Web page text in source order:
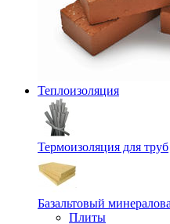
Теплоизоляция
Термоизоляция для труб
Базальтовый
Плиты